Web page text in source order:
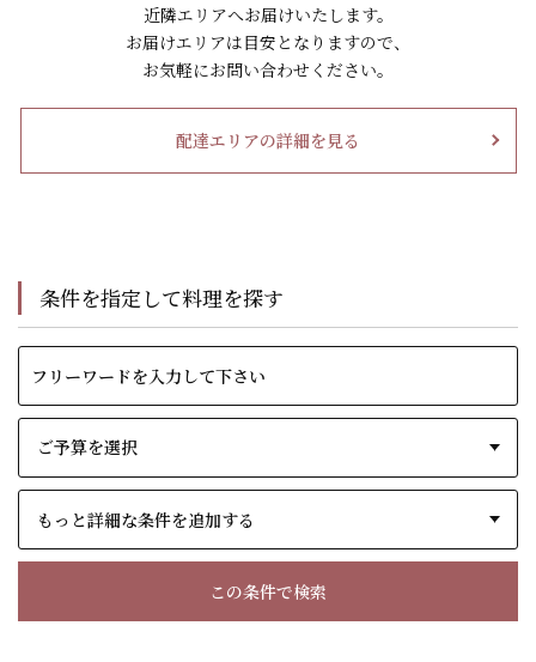
近隣エリアへお届けいたします。
お届けエリアは目安となりますので、
お気軽にお問い合わせください。
配達エリアの詳細を見る
条件を指定して料理を探す
もっと詳細な条件を追加する
この条件で検索